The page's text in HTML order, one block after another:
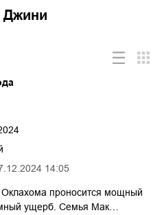
Джини
14:05
проносится мощный
ущерб. Семья Мак…